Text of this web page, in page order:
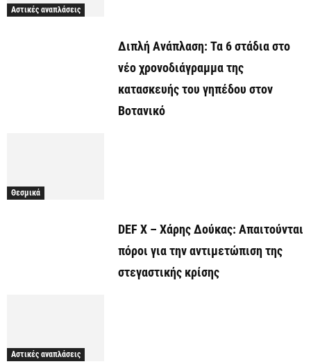
Αστικές αναπλάσεις
Διπλή Ανάπλαση: Τα 6 στάδια στο
νέο χρονοδιάγραμμα της
κατασκευής του γηπέδου στον
Βοτανικό
Θεσμικά
DEF X – Χάρης Δούκας: Απαιτούνται
πόροι για την αντιμετώπιση της
στεγαστικής κρίσης
Αστικές αναπλάσεις